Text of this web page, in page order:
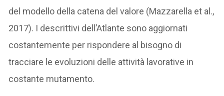
del modello della catena del valore (Mazzarella et al.,
2017). I descrittivi dell’Atlante sono aggiornati
costantemente per rispondere al bisogno di
tracciare le evoluzioni delle attività lavorative in
costante mutamento.